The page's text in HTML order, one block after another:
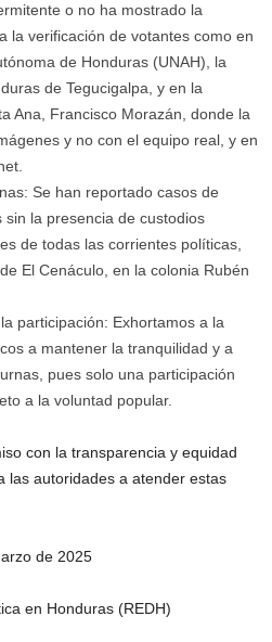
o no ha mostrado la
la verificación de votantes como en
de Honduras (UNAH), la
de Tegucigalpa, y en la
Ana, Francisco Morazán, donde la
y no con el equipo real, y en
Se han reportado casos de
la presencia de custodios
de todas las corrientes políticas,
El Cenáculo, en la colonia Rubén
participación: Exhortamos a la
a mantener la tranquilidad y a
pues solo una participación
a la voluntad popular.
con la transparencia y equidad
las autoridades a atender estas
de 2025
en Honduras (REDH)